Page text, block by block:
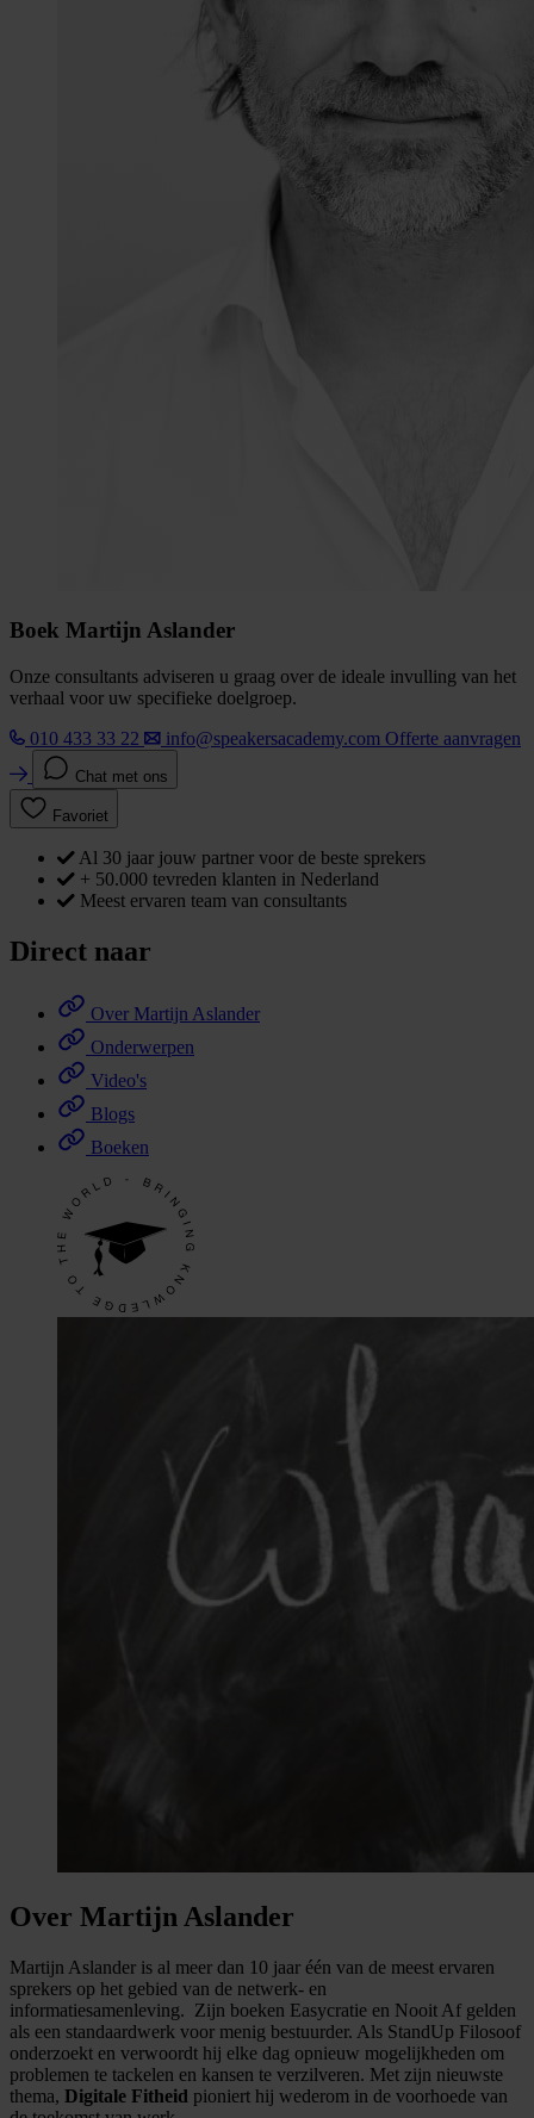
Boek Martijn Aslander
Onze consultants adviseren u graag over de ideale invulling van het
verhaal voor uw specifieke doelgroep.
010 433 33 22
info@speakersacademy.com Offerte aanvragen
Chat met ons
Favoriet
Al 30 jaar jouw partner voor de beste sprekers
+ 50.000 tevreden klanten in Nederland
Meest ervaren team van consultants
Direct naar
Over Martijn Aslander
Onderwerpen
Video's
Blogs
Boeken
Over Martijn Aslander
Martijn Aslander is al meer dan 10 jaar één van de meest ervaren
sprekers op het gebied van de netwerk- en
informatiesamenleving. Zijn boeken Easycratie en Nooit Af gelden
als een standaardwerk voor menig bestuurder. Als StandUp Filosoof
onderzoekt en verwoordt hij elke dag opnieuw mogelijkheden om
problemen te tackelen en kansen te verzilveren. Met zijn nieuwste
thema, Digitale Fitheid pioniert hij wederom in de voorhoede van